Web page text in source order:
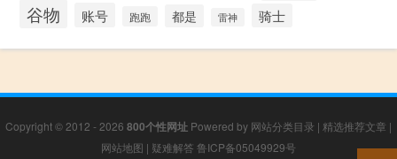
谷物 账号 跑跑 都是 雷神 骑士
Copyright © 2012 - 2026 800个性网址 Powered by 网站分类目录 | 精选推荐文章 |
网站地图 | 疑难解答 鲁ICP备05049929号